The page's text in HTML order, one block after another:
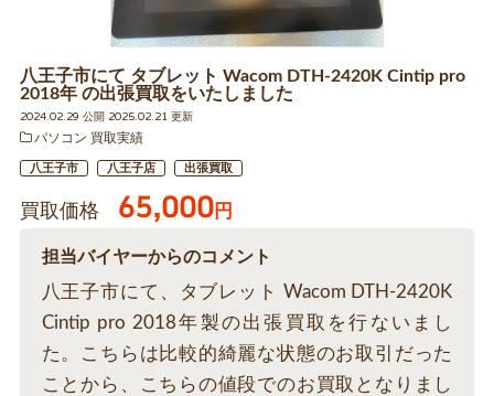
八王子市にて タブレット Wacom DTH-2420K Cintip pro
2018年 の出張買取をいたしました
2024.02.29 公開 2025.02.21 更新
パソコン 買取実績
八王子市 八王子店 出張買取
買取価格 65,000円
担当バイヤーからのコメント
八王子市にて、タブレット Wacom DTH-2420K
Cintip pro 2018年製の出張買取を行ないまし
た。こちらは比較的綺麗な状態のお取引だった
ことから、こちらの値段でのお買取となりまし